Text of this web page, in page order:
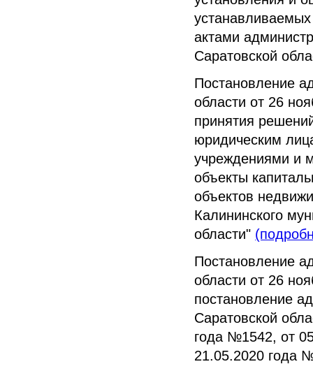
актами
Саратовской
Постановление
области от 26
принятия
юридическим
учреждениями и
объекты
объектов
Калининского
области"
Постановление
области от 26
постановление
Саратовской
года №1542, от
21.05.2020 года